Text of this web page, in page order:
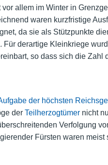
allem im Winter in
waren kurzfristige
da sie als Stützpunkte
derartige Kleinkriege
so dass sich die Zahl
der höchsten
der Teilherzogtümernicht
Verfolgung
Fürsten waren